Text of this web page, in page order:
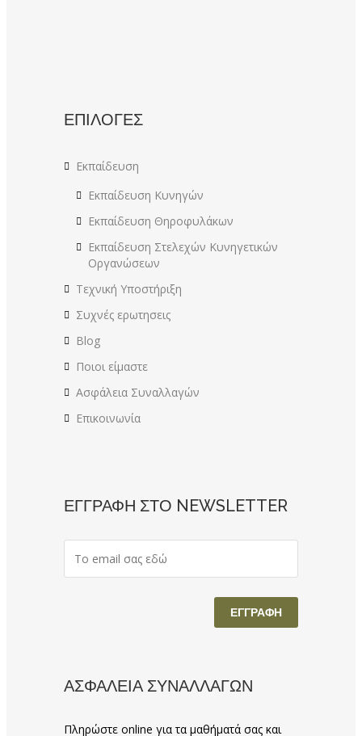
ΕΠΙΛΟΓΕΣ
Εκπαίδευση
Εκπαίδευση Κυνηγών
Εκπαίδευση Θηροφυλάκων
Εκπαίδευση Στελεχών Κυνηγετικών
Οργανώσεων
Τεχνική Υποστήριξη
Συχνές ερωτησεις
Blog
Ποιοι είμαστε
Ασφάλεια Συναλλαγών
Επικοινωνία
ΕΓΓΡΑΦΗ ΣΤΟ NEWSLETTER
ΑΣΦΑΛΕΙΑ ΣΥΝΑΛΛΑΓΩΝ
Πληρώστε online για τα μαθήματά σας και